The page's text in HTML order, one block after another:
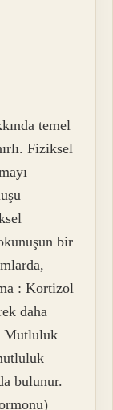
temel
Fiziksel
bir
: Kortizol
daha
Mutluluk
bulunur.